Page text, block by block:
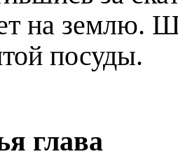
на землю.
посуды.
глава